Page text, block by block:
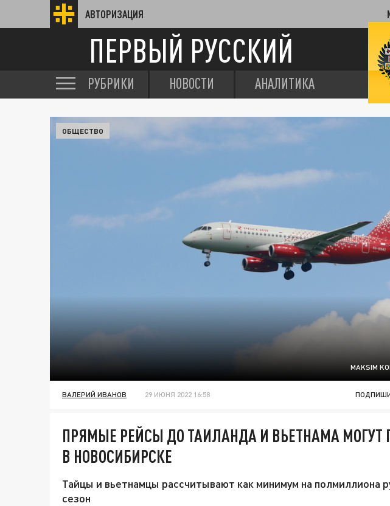
АВТОРИЗАЦИЯ
ПЕРВЫЙ РУССКИЙ
РУБРИКИ НОВОСТИ АНАЛИТИКА
MAKSIM
ОБЩЕСТВО
ВАЛЕРИЙ ИВАНОВ 29 ИЮНЯ 2022 16:58
ПРЯМЫЕ РЕЙСЫ ДО ТАИЛАНДА И ВЬЕТНАМА МОГУТ
В НОВОСИБИРСКЕ
Тайцы и вьетнамцы рассчитывают как минимум на полмиллиона
сезон